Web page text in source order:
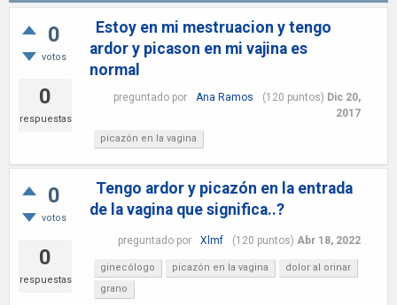
0
votos
0
respuestas
Estoy en mi mestruacion y tengo
ardor y picason en mi vajina es
normal
preguntado por Ana Ramos (120 puntos) Dic 20,
2017
picazón en la vagina
0
votos
0
respuestas
Tengo ardor y picazón en la entrada
de la vagina que significa..?
preguntado por Xlmf (120 puntos) Abr 18, 2022
ginecólogo picazón en la vagina
dolor al orinar
grano